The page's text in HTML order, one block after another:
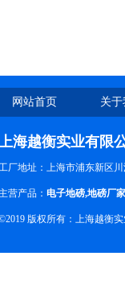
网站首页 关
海越衡实业有限
厂地址：上海市浦东新区川
主营产品： 电子地磅,地磅厂家
版权所有：上海越衡